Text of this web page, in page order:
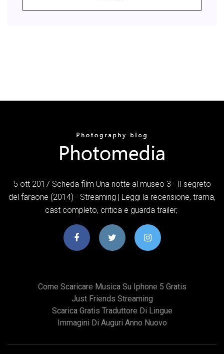
5 ott 2017 Scheda film Una notte al museo 3 - Il segreto
del faraone (2014) - Streaming | Leggi la recensione, trama,
cast completo, critica e guarda trailer,
Come Scaricare Musica Su Iphone 5 Gratis
Just Friends Streaming
Scarica Gratis Traduttore Di Lingue
Immagini Di Auguri Anno Nuovo